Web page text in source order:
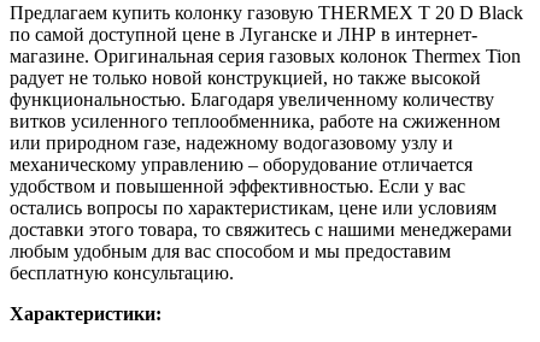
Предлагаем купить колонку газовую THERMEX T 20 D Black
по самой доступной цене в Луганске и ЛНР в интернет-
магазине. Оригинальная серия газовых колонок Thermex Tion
радует не только новой конструкцией, но также высокой
функциональностью. Благодаря увеличенному количеству
витков усиленного теплообменника, работе на сжиженном
или природном газе, надежному водогазовому узлу и
механическому управлению – оборудование отличается
удобством и повышенной эффективностью. Если у вас
остались вопросы по характеристикам, цене или условиям
доставки этого товара, то свяжитесь с нашими менеджерами
любым удобным для вас способом и мы предоставим
бесплатную консультацию.
Характеристики: